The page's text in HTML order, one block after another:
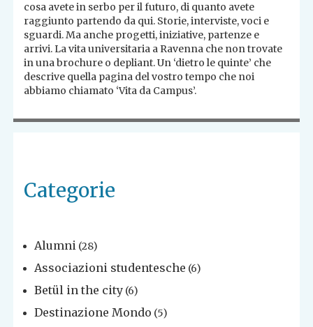
cosa avete in serbo per il futuro, di quanto avete
raggiunto partendo da qui. Storie, interviste, voci e
sguardi. Ma anche progetti, iniziative, partenze e
arrivi. La vita universitaria a Ravenna che non trovate
in una brochure o depliant. Un ‘dietro le quinte’ che
descrive quella pagina del vostro tempo che noi
abbiamo chiamato ‘Vita da Campus’.
Categorie
Alumni (28)
Associazioni studentesche (6)
Betül in the city (6)
Destinazione Mondo (5)